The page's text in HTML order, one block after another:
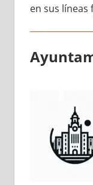
en sus líneas